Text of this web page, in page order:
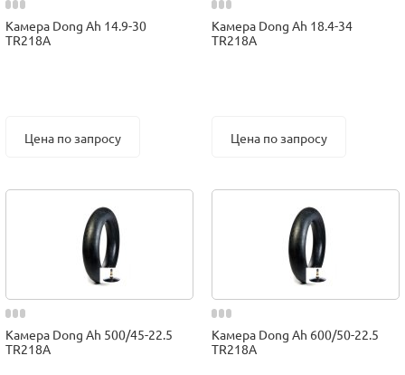
Камера Dong Ah 14.9-30
TR218A
Цена по запросу
Камера Dong Ah 18.4-34
TR218A
Цена по запросу
Камера Dong Ah 500/45-22.5
TR218A
Камера Dong Ah 600/50-22.5
TR218A